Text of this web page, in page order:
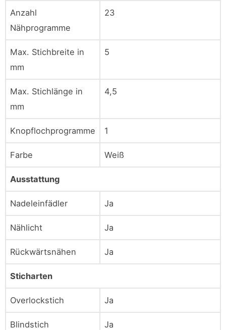
Anzahl
Nähprogramme
23
Max. Stichbreite in
mm
5
Max. Stichlänge in
mm
4,5
Knopflochprogramme 1
Farbe Weiß
Ausstattung
Nadeleinfädler Ja
Nählicht Ja
Rückwärtsnähen Ja
Sticharten
Overlockstich Ja
Blindstich Ja